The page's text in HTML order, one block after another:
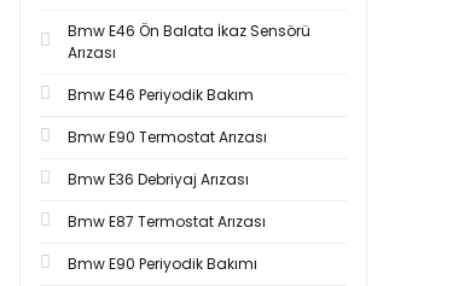
Bmw E46 Ön Balata İkaz Sensörü
Arızası
Bmw E46 Periyodik Bakım
Bmw E90 Termostat Arızası
Bmw E36 Debriyaj Arızası
Bmw E87 Termostat Arızası
Bmw E90 Periyodik Bakımı